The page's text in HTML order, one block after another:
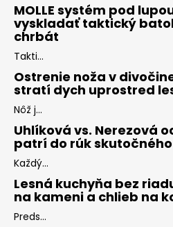
MOLLE systém pod
vyskladať taktický
chrbát
Takti...
Ostrenie noža v
stratí dych uprostred
Nôž j...
Uhlíková vs. Nerezová
patrí do rúk
Každý...
Lesná kuchyňa bez
na kameni a chlieb na
Preds...